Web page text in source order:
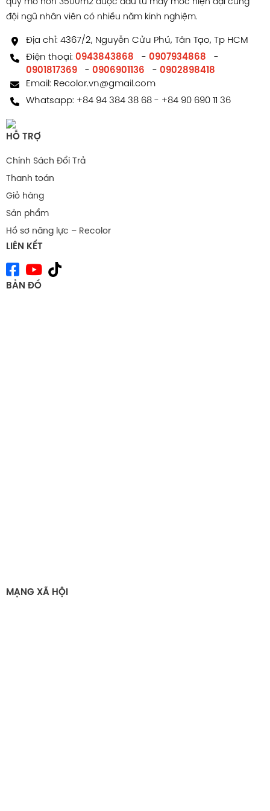
đội ngũ nhân viên có nhiều năm kinh nghiệm.
Địa chỉ: 4367/2, Nguyễn Cửu Phú, Tân Tạo, Tp HCM
Điện thoại: 0943843868 - 0907934868
-
0901817369
- 0906901136 - 0902898418
Email: Recolor.vn@gmail.com
Whatsapp: +84 94 384 38 68- +84 90 690 11 36
HỖ TRỢ
Chính Sách Đổi Trả
Thanh toán
Giỏ hàng
Sản phẩm
Hồ sơ năng lực – Recolor
LIÊN KẾT
BẢN ĐỒ
MẠNG XÃ HỘI